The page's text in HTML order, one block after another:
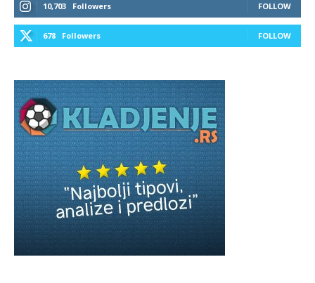
10,703 Followers FOLLOW
678 Followers FOLLOW